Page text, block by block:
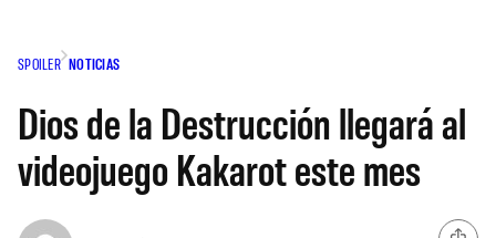
SPOILER NOTICIAS
Dios de la Destrucción llegará al
videojuego Kakarot este mes